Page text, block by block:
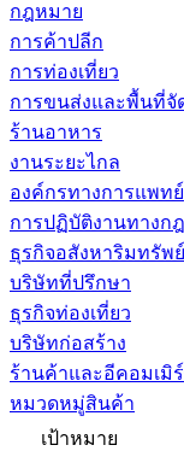
กฎหมาย
การค้าปลีก
การท่องเที่ยว
การขนส่งและพื้นที่จั
ร้านอาหาร
งานระยะไกล
องค์กรทางการแพทย์
การปฏิบัติงานทางก
ธุรกิจอสังหาริมทรัพย์
บริษัทที่ปรึกษา
ธุรกิจท่องเที่ยว
บริษัทก่อสร้าง
ร้านค้าและอีคอมเมิ
หมวดหมู่สินค้า
เป้าหมาย